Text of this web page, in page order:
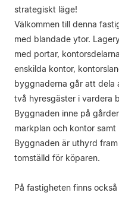
strategiskt läge!
Välkommen till denna
med blandade ytor.
med portar,
enskilda kontor,
byggnaderna går att dela
två hyresgäster i vardera
Byggnaden inne på
markplan och kontor
Byggnaden är uthyrd
tomställd för köparen.
På fastigheten finns